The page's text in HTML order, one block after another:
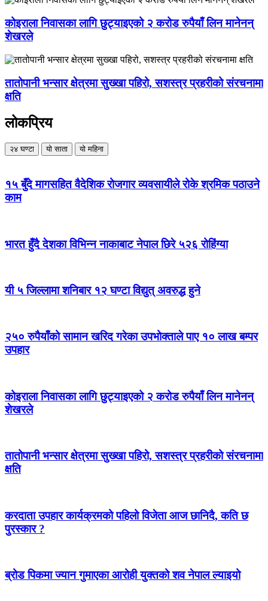
कोइराला निवासका लागि छुट्याइएको २ करोड रुपैयाँ लिन मानेनन्
शेखरले
तातोपानी भन्सार क्षेत्रमा सुख्खा पहिरो, सशस्त्र प्रहरीको संरचनामा
क्षति
लोकप्रिय
२४ घण्टा यो साता यो महिना
१५ बुँदे मागसहित वैदेशिक रोजगार व्यवसायीले रोके श्रमिक पठाउने
काम
भारत हुँदै देशका विभिन्न नाकाबाट नेपाल छिरे ५२६ रोहिंग्या
यी ५ जिल्लामा शनिबार १२ घण्टा विद्युत् अवरुद्ध हुने
२५० रुपैयाँको सामान खरिद गरेका उपभोक्ताले पाए १० लाख बम्पर
उपहार
कोइराला निवासका लागि छुट्याइएको २ करोड रुपैयाँ लिन मानेनन्
शेखरले
तातोपानी भन्सार क्षेत्रमा सुख्खा पहिरो, सशस्त्र प्रहरीको संरचनामा
क्षति
करदाता उपहार कार्यक्रमको पहिलो विजेता आज छानिदै, कति छ
पुरस्कार ?
ब्रोड पिकमा ज्यान गुमाएका आरोही युक्तको शव नेपाल ल्याइयो